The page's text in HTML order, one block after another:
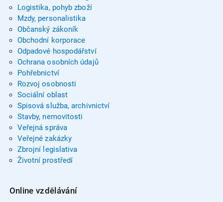
Logistika, pohyb zboží
Mzdy, personalistika
Občanský zákoník
Obchodní korporace
Odpadové hospodářství
Ochrana osobních údajů
Pohřebnictví
Rozvoj osobnosti
Sociální oblast
Spisová služba, archivnictví
Stavby, nemovitosti
Veřejná správa
Veřejné zakázky
Zbrojní legislativa
Životní prostředí
Online vzdělávání